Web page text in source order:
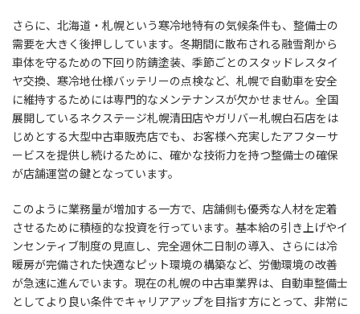
さらに、北海道・札幌という寒冷地特有の気候条件も、整備士の
需要を大きく後押ししています。冬期間に散布される融雪剤から
車体を守るための下回り防錆塗装、季節ごとのスタッドレスタイ
ヤ交換、寒冷地仕様バッテリーの点検など、札幌で自動車を安全
に維持するためには専門的なメンテナンスが欠かせません。全国
展開しているネクステージ札幌清田店やガリバー札幌白石店をは
じめとする大型中古車販売店でも、お客様へ充実したアフターサ
ービスを提供し続けるために、確かな技術力を持つ整備士の確保
が店舗運営の鍵となっています。
このように業務量が増加する一方で、店舗側も優秀な人材を定着
させるために積極的な投資を行っています。基本給の引き上げやイ
ンセンティブ制度の見直し、完全週休二日制の導入、さらには冷
暖房が完備された快適なピット環境の構築など、労働環境の改善
が急速に進んでいます。現在の札幌の中古車業界は、自動車整備士
としてより良い条件でキャリアアップを目指す方にとって、非常に